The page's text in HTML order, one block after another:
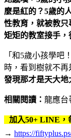
麼是紅的？5歲的
性教育，就被教
矩矩的教室接手，
「和5歲小孩學吧
時，看到樹就不再
發現那才是天大
相關閱讀： 龍應台
加入50+ LINE，
→ https://